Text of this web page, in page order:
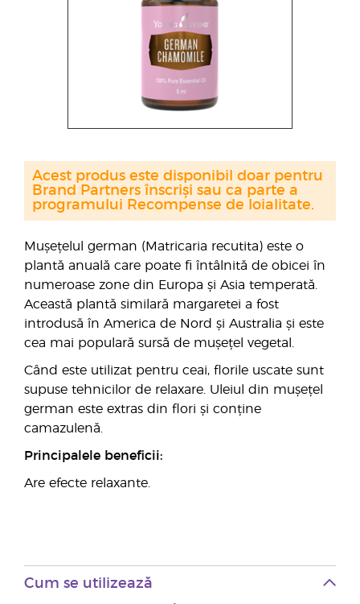
Mușețelul german (Matricaria recutita) este o
plantă anuală care poate fi întâlnită de obicei în
numeroase zone din Europa și Asia temperată.
Această plantă similară margaretei a fost
introdusă în America de Nord și Australia și este
cea mai populară sursă de mușețel vegetal.
Când este utilizat pentru ceai, florile uscate sunt
supuse tehnicilor de relaxare. Uleiul din mușețel
german este extras din flori și conține
camazulenă.
Principalele beneficii:
Are efecte relaxante.
Acest produs este disponibil doar pentru
Brand Partners înscriși sau ca parte a
programului Recompense de loialitate.
Cum se utilizează